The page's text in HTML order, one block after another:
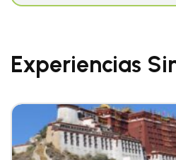
Experiencias